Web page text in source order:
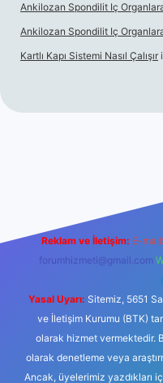
Ankilozan Spondilit Iç
Ankilozan Spondilit Iç
Kartlı Kapı Sistemi Nasıl Çalışır
Reklam ve İletişim: E-mail:
forumhizmeti@gmail.com
Yasal Uyarı: Sitemiz, 5651
ve İletişim Kurumu (BTK)
olarak hizmet vermektedir.
olarak denetleme veya
Ancak, üyelerimiz yazdıkları